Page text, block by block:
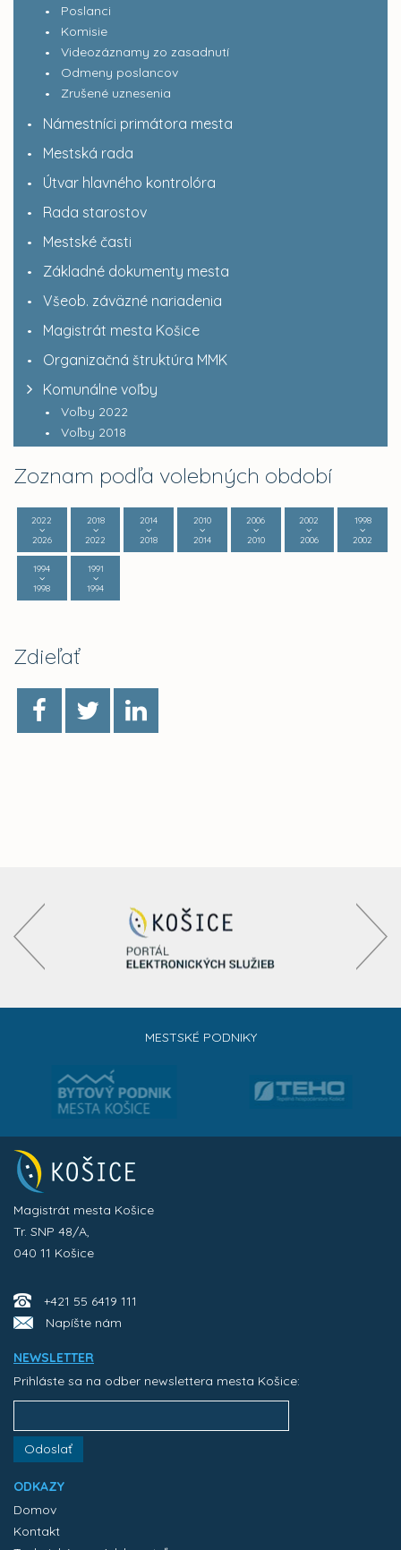
Poslanci
Komisie
Videozáznamy zo zasadnutí
Odmeny poslancov
Zrušené uznesenia
Námestníci primátora mesta
Mestská rada
Útvar hlavného kontrolóra
Rada starostov
Mestské časti
Základné dokumenty mesta
Všeob. záväzné nariadenia
Magistrát mesta Košice
Organizačná štruktúra MMK
Komunálne voľby
Voľby 2022
Voľby 2018
Zoznam podľa volebných období
2022
2026
2018
2022
2014
2018
2010
2014
2006
2010
2002
2006
1998
2002
1994
1998
1991
1994
Zdieľať
MESTSKÉ PODNIKY
Magistrát mesta Košice
Tr. SNP 48/A,
040 11 Košice
+421 55 6419 111
Napíšte nám
NEWSLETTER
Prihláste sa na odber newslettera mesta Košice:
Odoslať
ODKAZY
Domov
Kontakt